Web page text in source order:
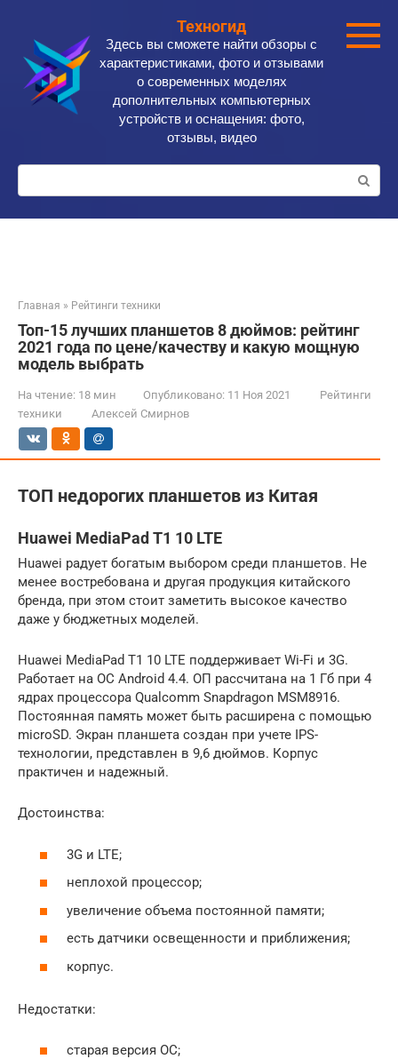
контенту
Техногид
Здесь вы сможете найти обзоры с
характеристиками, фото и отзывами
о современных моделях
дополнительных компьютерных
устройств и оснащения: фото,
отзывы, видео
Поиск:
Главная » Рейтинги техники
Топ-15 лучших планшетов 8 дюймов: рейтинг
2021 года по цене/качеству и какую мощную
модель выбрать
На чтение: 18 мин Опубликовано: 11 Ноя 2021
Рейтинги
техники
Алексей Смирнов
ТОП недорогих планшетов из Китая
Huawei MediaPad T1 10 LTE
Huawei радует богатым выбором среди планшетов. Не
менее востребована и другая продукция китайского
бренда, при этом стоит заметить высокое качество
даже у бюджетных моделей.
Huawei MediaPad T1 10 LTE поддерживает Wi-Fi и 3G.
Работает на ОС Android 4.4. ОП рассчитана на 1 Гб при 4
ядрах процессора Qualcomm Snapdragon MSM8916.
Постоянная память может быть расширена с помощью
microSD. Экран планшета создан при учете IPS-
технологии, представлен в 9,6 дюймов. Корпус
практичен и надежный.
Достоинства:
3G и LTE;
неплохой процессор;
увеличение объема постоянной памяти;
есть датчики освещенности и приближения;
корпус.
Недостатки:
старая версия ОС;